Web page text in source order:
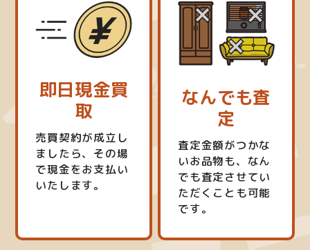
即日現金買
取
売買契約が成立し
ましたら、その場
で現金をお支払い
いたします。
なんでも査
定
査定金額がつかな
いお品物も、なん
でも査定させてい
ただくことも可能
です。